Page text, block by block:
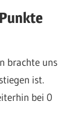
brachte uns
ist.
bei 0